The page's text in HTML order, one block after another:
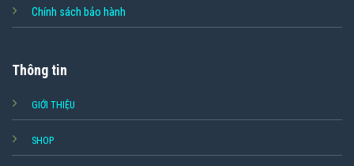
Chính sách bảo hành
Thông tin
GIỚI THIỆU
SHOP